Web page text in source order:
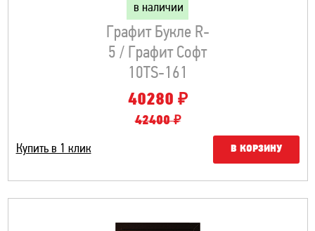
в наличии
Графит Букле R-
5 / Графит Софт
10TS-161
40280 ₽
42400 ₽
Купить в 1 клик В КОРЗИНУ